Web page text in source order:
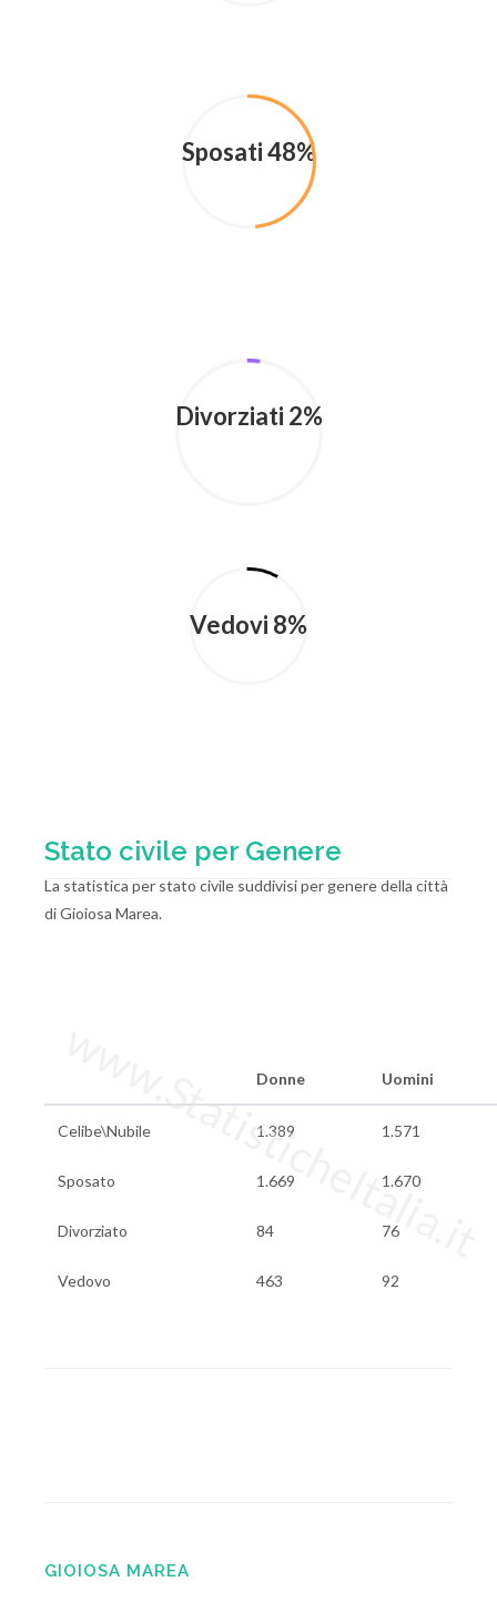
Sposati 48%
Divorziati 2%
Vedovi 8%
Stato civile per Genere
La statistica per stato civile suddivisi per genere della città
di Gioiosa Marea.
Donne Uomini
Celibe\Nubile 1.389 1.571
Sposato 1.669 1.670
Divorziato 84 76
Vedovo 463 92
www.StatisticheItalia.it
GIOIOSA MAREA